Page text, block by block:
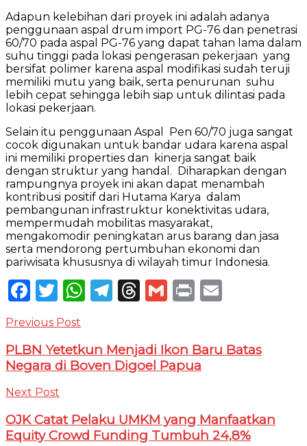
Adapun kelebihan dari proyek ini adalah adanya
penggunaan aspal drum import PG-76 dan penetrasi
60/70 pada aspal PG-76 yang dapat tahan lama dalam
suhu tinggi pada lokasi pengerasan pekerjaan yang
bersifat polimer karena aspal modifikasi sudah teruji
memiliki mutu yang baik, serta penurunan suhu
lebih cepat sehingga lebih siap untuk dilintasi pada
lokasi pekerjaan.
Selain itu penggunaan Aspal Pen 60/70 juga sangat
cocok digunakan untuk bandar udara karena aspal
ini memiliki properties dan kinerja sangat baik
dengan struktur yang handal. Diharapkan dengan
rampungnya proyek ini akan dapat menambah
kontribusi positif dari Hutama Karya dalam
pembangunan infrastruktur konektivitas udara,
mempermudah mobilitas masyarakat,
mengakomodir peningkatan arus barang dan jasa
serta mendorong pertumbuhan ekonomi dan
pariwisata khususnya di wilayah timur Indonesia.
Facebook
Twitter
WhatsApp
Telegram
Threads
Gmail
Print
Previous Post
PLBN Yetetkun Menjadi Ikon Baru Batas
Negara di Boven Digoel Papua
Next Post
OJK Catat Pelaku UMKM yang Manfaatkan
Equity Crowd Funding Tumbuh 24,8%